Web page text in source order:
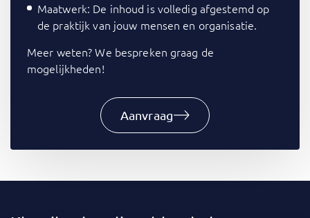
Maatwerk: De inhoud is volledig afgestemd op
de praktijk van jouw mensen en organisatie.
Meer weten? We bespreken graag de
mogelijkheden!
Aanvraag